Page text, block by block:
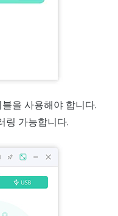
을 사용해야 합니다.
링 가능합니다.